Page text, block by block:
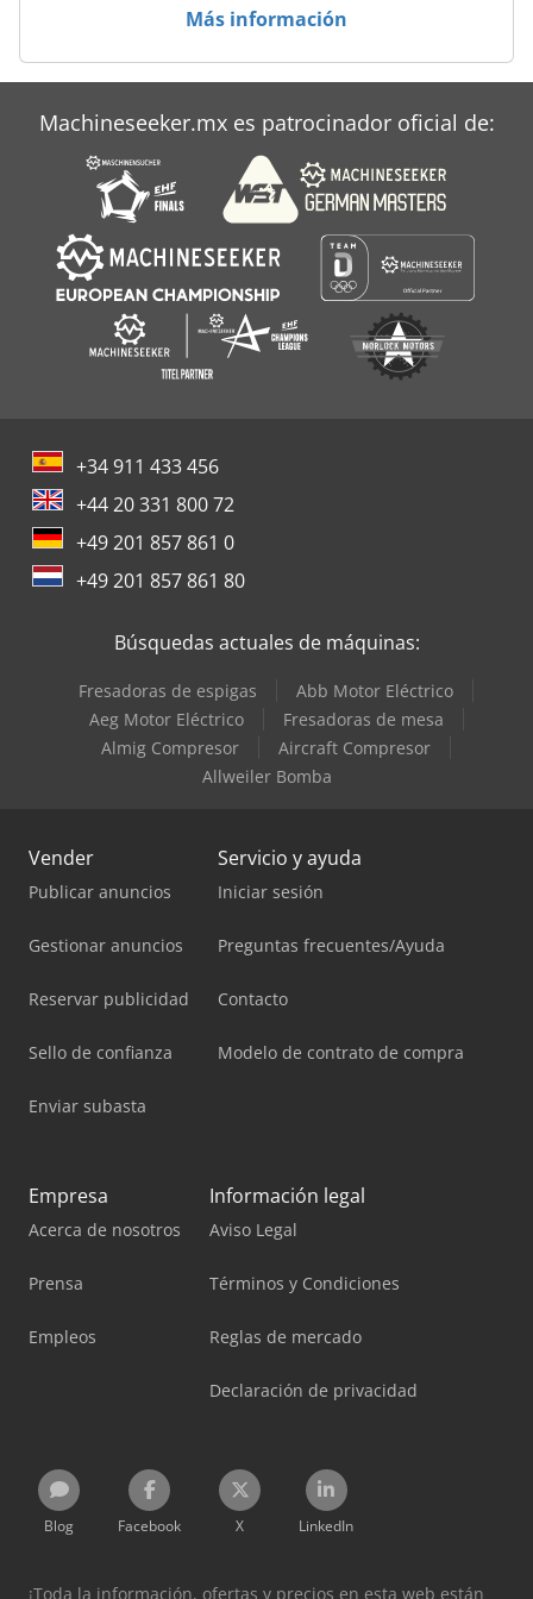
Unidad De Potencia Hidraulica
Más información
Machineseeker.mx es patrocinador oficial de:
+34 911 433 456
+44 20 331 800 72
+49 201 857 861 0
+49 201 857 861 80
Búsquedas actuales de máquinas:
Fresadoras de espigas
Abb Motor Eléctrico
Aeg Motor Eléctrico
Fresadoras de mesa
Almig Compresor
Aircraft Compresor
Allweiler Bomba
Vender
Publicar anuncios
Gestionar anuncios
Reservar publicidad
Sello de confianza
Enviar subasta
Servicio y ayuda
Iniciar sesión
Preguntas frecuentes/Ayuda
Contacto
Modelo de contrato de compra
Empresa
Acerca de nosotros
Prensa
Empleos
Información legal
Aviso Legal
Términos y Condiciones
Reglas de mercado
Declaración de privacidad
Blog Facebook X LinkedIn
¡Toda la información, ofertas y precios en esta web están